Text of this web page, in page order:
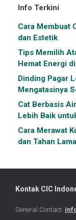
Info Terkini
Cara Membuat
dan Estetik
Tips Memilih
Hemat Energi
Dinding Pagar
Mengatasinya
Cat Berbasis
Lebih Baik
Cara Merawat
dan Tahan Lama
Kontak CIC
General Contact: